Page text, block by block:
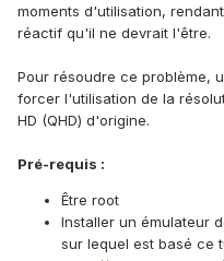
moments d'utilisation,
réactif qu'il ne devrait l'être.
Pour résoudre ce problème,
forcer l'utilisation de la
HD (QHD) d'origine.
Pré-requis :
Être root
Installer un émulateur
sur lequel est basé ce